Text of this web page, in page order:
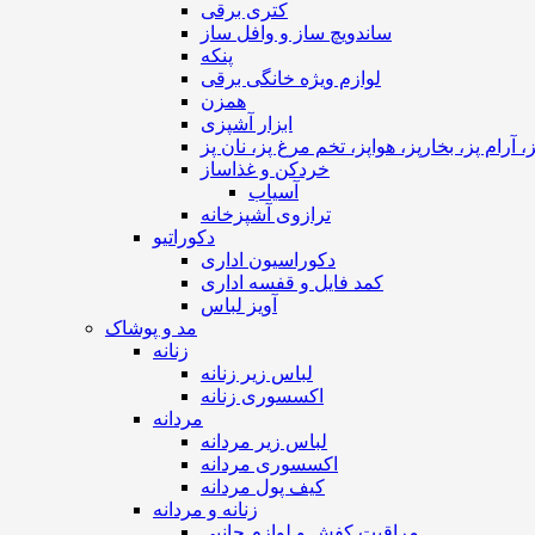
کتری برقی
ساندویچ ساز و وافل ساز
پنکه
لوازم ویژه خانگی برقی
همزن
ابزار آشپزی
آرام پز، بخارپز، هواپز، تخم مرغ پز، نان پز
خردکن و غذاساز
آسیاب
ترازوی آشپزخانه
دکوراتیو
دکوراسیون اداری
کمد فایل و قفسه اداری
آویز لباس
مد و پوشاک
زنانه
لباس زیر زنانه
اکسسوری زنانه
مردانه
لباس زیر مردانه
اکسسوری مردانه
کیف پول مردانه
زنانه و مردانه